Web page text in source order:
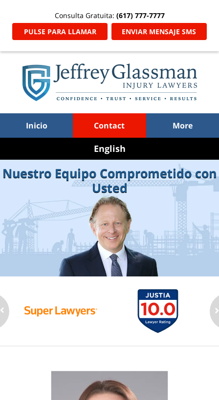
Consulta Gratuita: (617) 777-7777
PULSE PARA LLAMAR
ENVIAR MENSAJE SMS
Inicio Contact More
Go
to
English
Site
Nuestro Equipo Comprometido con
Usted